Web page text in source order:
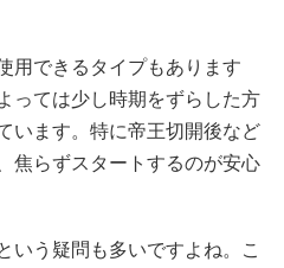
用できるタイプもあります
っては少し時期をずらした方
います。特に帝王切開後など
焦らずスタートするのが安心
いう疑問も多いですよね。こ